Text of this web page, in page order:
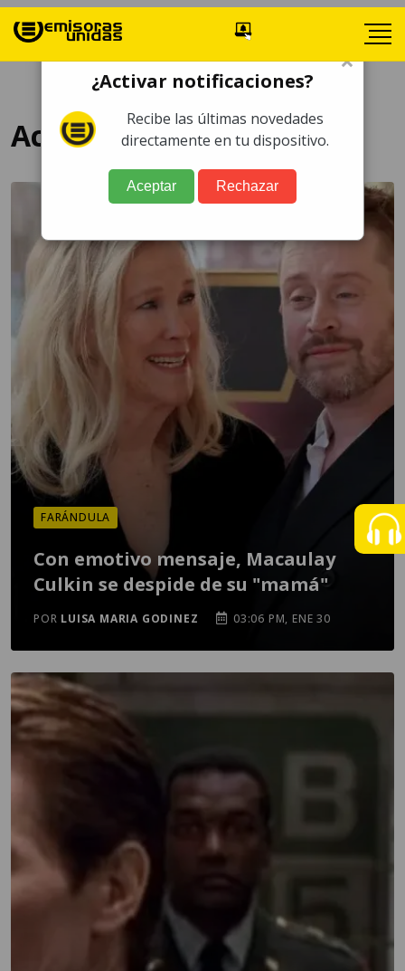
Actores de Hollywood
FARÁNDULA
Con emotivo mensaje, Macaulay
Culkin se despide de su "mamá"
POR LUISA MARIA GODINEZ 03:06 PM, ENE 30
×
¿Activar notificaciones?
Recibe las últimas novedades
directamente en tu dispositivo.
Aceptar Rechazar